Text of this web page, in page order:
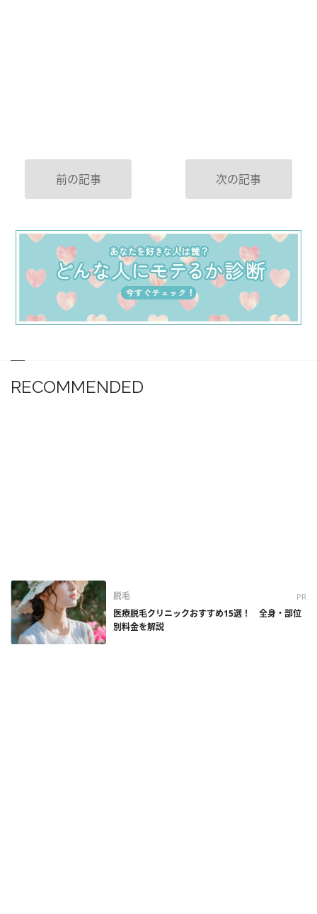
前の記事 次の記事
RECOMMENDED
脱毛 PR
医療脱毛クリニックおすすめ15選！ 全身・部位
別料金を解説